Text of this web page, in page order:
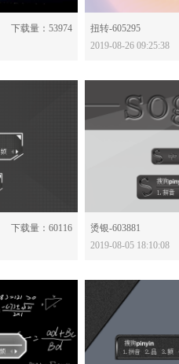
下载量：53974
扭转-605295
2019-08-26 09:25:38
下载量：60116
烫银-603881
2019-08-05 18:10:08